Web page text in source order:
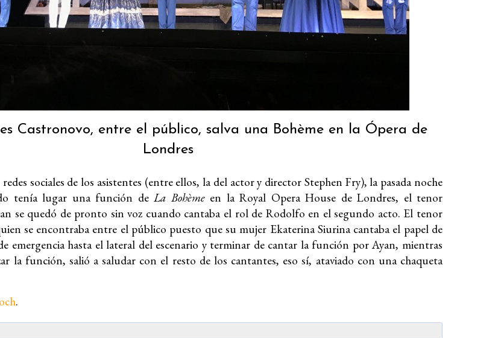
Castronovo, entre el público, salva una Bohème en la Ópera de
Londres
sociales de los asistentes (entre ellos, la del actor y director Stephen Fry), la pasada noche
tenía lugar una función deLa Bohèmeen la Royal Opera House de Londres, el tenor
se quedó de pronto sin voz cuando cantaba el rol de Rodolfo en el segundo acto. El tenor
se encontraba entre el público puesto que su mujer Ekaterina Siurina cantaba el papel de
emergencia hasta el lateral del escenario y terminar de cantar la función por Ayan, mientras
la función, salió a saludar con el resto de los cantantes, eso sí, ataviado con una chaqueta
.